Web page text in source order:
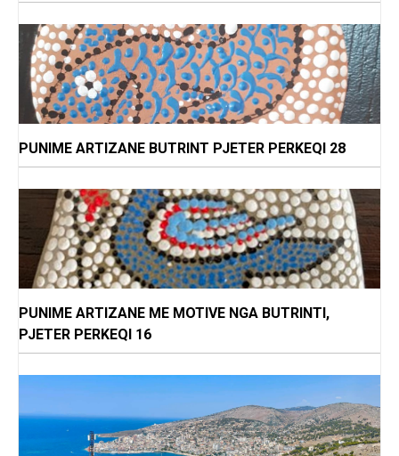
PUNIME ARTIZANE BUTRINT PJETER PERKEQI 28
PUNIME ARTIZANE ME MOTIVE NGA BUTRINTI,
PJETER PERKEQI 16